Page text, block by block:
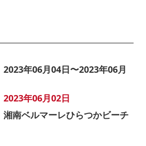
年06月04日〜2023年06月
年06月02日
南ベルマーレひらつかビーチ